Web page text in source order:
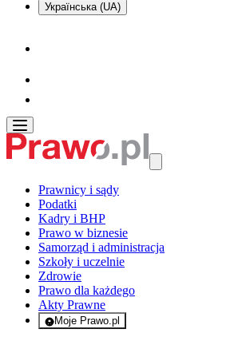
Українська (UA)
Prawnicy i sądy
Podatki
Kadry i BHP
Prawo w biznesie
Samorząd i administracja
Szkoły i uczelnie
Zdrowie
Prawo dla każdego
Akty Prawne
Moje Prawo.pl
- rejestracja i logowanie do serwisu